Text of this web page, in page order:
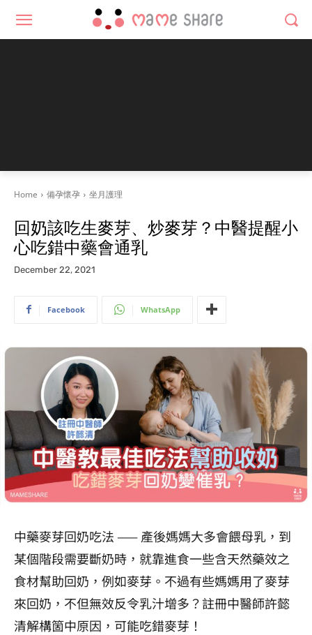
Home 備孕懷孕 坐月護理
回奶該吃生麥芽、炒麥芽？中醫提醒小
心吃錯中藥會通乳
December 22, 2021
Facebook WhatsApp
中藥麥芽回奶吃法 —— 產後媽媽大多會餵母乳，到
某個階段需要斷奶時，就靠進食一些含天然藥效之
食材幫助回奶，例如麥芽。不過有些媽媽用了麥芽
來回奶，不但無效反令乳汁增多？註冊中醫師許懿
清解構箇中原因，可能吃錯麥芽！